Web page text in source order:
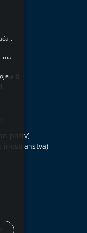
8
poziv)
inostranstva)